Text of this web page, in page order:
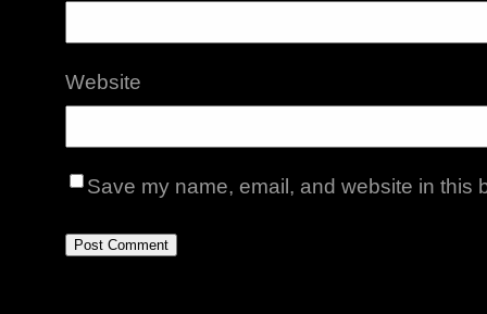
Website
Save my name, email, and website in this